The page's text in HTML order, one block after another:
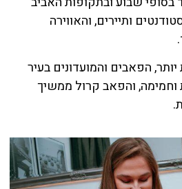
ותיירים, והאווירה
הפאבים והמועדונים בעיר
וחמימה, והפאב קרול ממשיך